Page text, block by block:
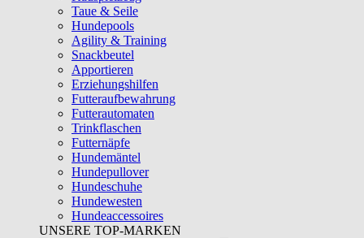
Taue & Seile
Hundepools
Agility & Training
Snackbeutel
Apportieren
Erziehungshilfen
Futteraufbewahrung
Futterautomaten
Trinkflaschen
Futternäpfe
Hundemäntel
Hundepullover
Hundeschuhe
Hundewesten
Hundeaccessoires
UNSERE TOP-MARKEN